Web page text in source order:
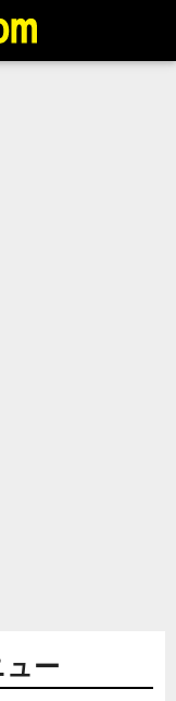
ー